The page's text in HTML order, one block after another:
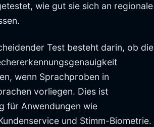
wie gut sie sich an regionale
Test besteht darin, ob die
wenn Sprachproben in
vorliegen. Dies ist
für Anwendungen wie
und Stimm-Biometrie.